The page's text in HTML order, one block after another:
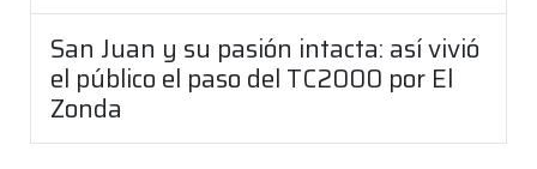
San Juan y su pasión intacta: así vivió
el público el paso del TC2000 por El
Zonda